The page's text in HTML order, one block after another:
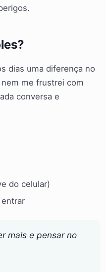
dias uma diferença no
me frustrei com
conversa e
do celular)
mais e pensar no